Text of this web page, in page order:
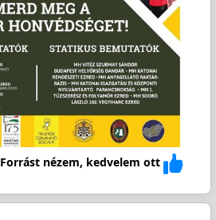
Forrást nézem, kedvelem ott